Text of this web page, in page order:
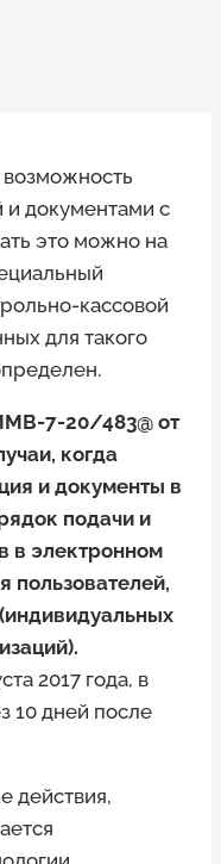
документами с
это можно на
кассовой
для такого
7-20/483@ от
когда
и документы в
подачи и
в электронном
пользователей,
2017 года, в
10 дней после
действия,